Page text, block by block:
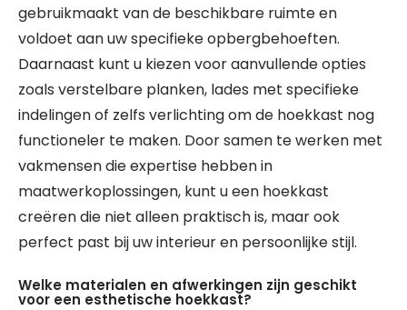
gebruikmaakt van de beschikbare ruimte en
voldoet aan uw specifieke opbergbehoeften.
Daarnaast kunt u kiezen voor aanvullende opties
zoals verstelbare planken, lades met specifieke
indelingen of zelfs verlichting om de hoekkast nog
functioneler te maken. Door samen te werken met
vakmensen die expertise hebben in
maatwerkoplossingen, kunt u een hoekkast
creëren die niet alleen praktisch is, maar ook
perfect past bij uw interieur en persoonlijke stijl.
Welke materialen en afwerkingen zijn geschikt
voor een esthetische hoekkast?